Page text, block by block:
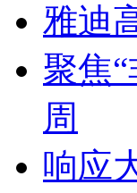
雅迪
聚焦
周
响应